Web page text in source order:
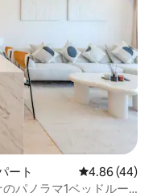
ート レビュー44
4.86 (44)
パノラマ1ベッドルー